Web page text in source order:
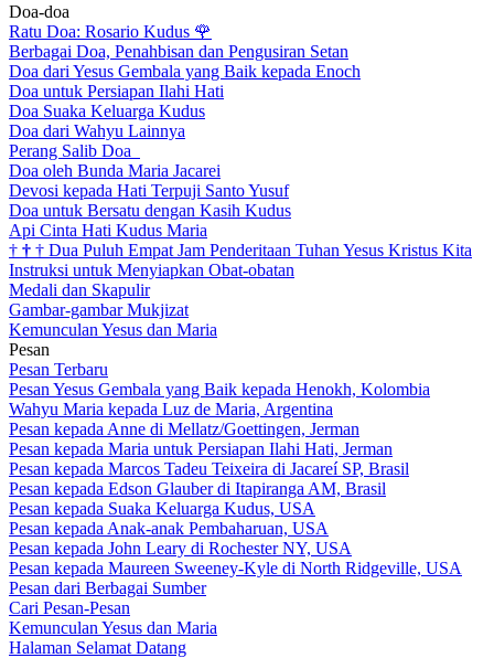
Doa-doa
Ratu Doa: Rosario Kudus 🌹
Berbagai Doa, Penahbisan dan Pengusiran Setan
Doa dari Yesus Gembala yang Baik kepada Enoch
Doa untuk Persiapan Ilahi Hati
Doa Suaka Keluarga Kudus
Doa dari Wahyu Lainnya
Perang Salib Doa
Doa oleh Bunda Maria Jacarei
Devosi kepada Hati Terpuji Santo Yusuf
Doa untuk Bersatu dengan Kasih Kudus
Api Cinta Hati Kudus Maria
† † † Dua Puluh Empat Jam Penderitaan Tuhan Yesus Kristus Kita
Instruksi untuk Menyiapkan Obat-obatan
Medali dan Skapulir
Gambar-gambar Mukjizat
Kemunculan Yesus dan Maria
Pesan
Pesan Terbaru
Pesan Yesus Gembala yang Baik kepada Henokh, Kolombia
Wahyu Maria kepada Luz de Maria, Argentina
Pesan kepada Anne di Mellatz/Goettingen, Jerman
Pesan kepada Maria untuk Persiapan Ilahi Hati, Jerman
Pesan kepada Marcos Tadeu Teixeira di Jacareí SP, Brasil
Pesan kepada Edson Glauber di Itapiranga AM, Brasil
Pesan kepada Suaka Keluarga Kudus, USA
Pesan kepada Anak-anak Pembaharuan, USA
Pesan kepada John Leary di Rochester NY, USA
Pesan kepada Maureen Sweeney-Kyle di North Ridgeville, USA
Pesan dari Berbagai Sumber
Cari Pesan-Pesan
Kemunculan Yesus dan Maria
Halaman Selamat Datang